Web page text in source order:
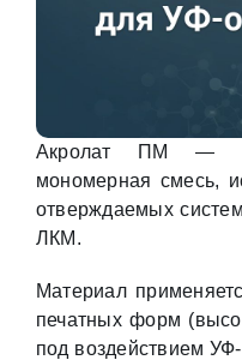
Акролат ПМ —
мономерная смесь,
отверждаемых
ЛКМ.
Материал
печатных форм
под воздействием